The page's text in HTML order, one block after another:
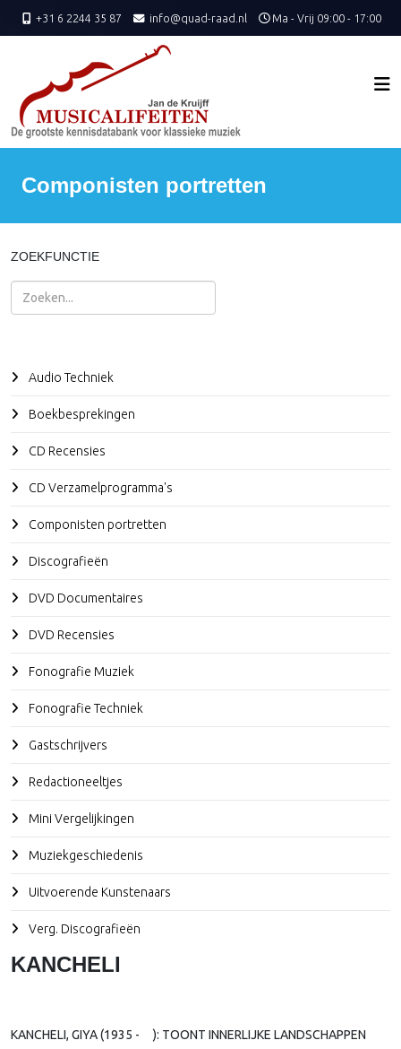
+31 6 2244 35 87 info@quad-raad.nl Ma - Vrij 09:00 - 17:00
Componisten portretten
ZOEKFUNCTIE
Zoeken
Audio Techniek
Boekbesprekingen
CD Recensies
CD Verzamelprogramma's
Componisten portretten
Discografieën
DVD Documentaires
DVD Recensies
Fonografie Muziek
Fonografie Techniek
Gastschrijvers
Redactioneeltjes
Mini Vergelijkingen
Muziekgeschiedenis
Uitvoerende Kunstenaars
Verg. Discografieën
KANCHELI
KANCHELI, GIYA (1935 - ): TOONT INNERLIJKE LANDSCHAPPEN